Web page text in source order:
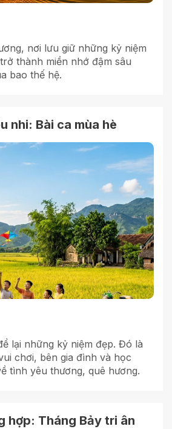
nơi lưu giữ những kỷ niệm
thành miền nhớ đậm sâu
bao thế hệ.
nhi: Bài ca mùa hè
lại những kỷ niệm đẹp. Đó là
chơi, bên gia đình và học
tình yêu thương, quê hương.
hợp: Tháng Bảy tri ân